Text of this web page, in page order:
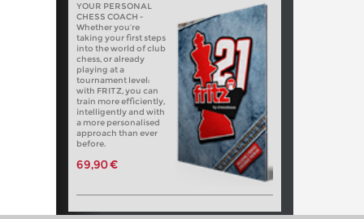
YOUR PERSONAL
CHESS COACH -
Whether you’re
taking your first steps
into the world of club
chess, or already
playing at a
tournament level:
with FRITZ, you can
train more efficiently,
intelligently and with
a more personalised
approach than ever
before.
69,90 €